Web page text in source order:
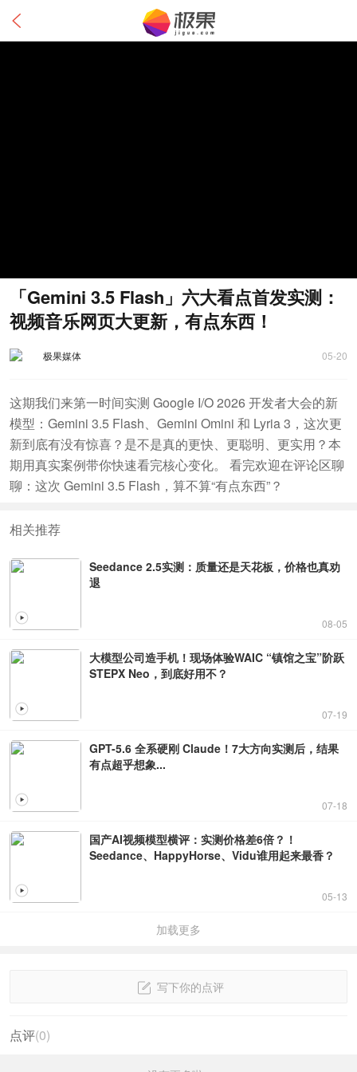
「Gemini 3.5 Flash」六大看点首发实测：
视频音乐网页大更新，有点东西！
极果媒体 05-20
这期我们来第一时间实测 Google I/O 2026 开发者大会的新
模型：Gemini 3.5 Flash、Gemini Omini 和 Lyria 3，这次更
新到底有没有惊喜？是不是真的更快、更聪明、更实用？本
期用真实案例带你快速看完核心变化。 看完欢迎在评论区聊
聊：这次 Gemini 3.5 Flash，算不算“有点东西”？
相关推荐
Seedance 2.5实测：质量还是天花板，价格也真劝
退
08-05
大模型公司造手机！现场体验WAIC “镇馆之宝”阶跃
STEPX Neo，到底好用不？
07-19
GPT-5.6 全系硬刚 Claude！7大方向实测后，结果
有点超乎想象...
07-18
国产AI视频模型横评：实测价格差6倍？！
Seedance、HappyHorse、Vidu谁用起来最香？
05-13
加载更多
写下你的点评
点评(0)